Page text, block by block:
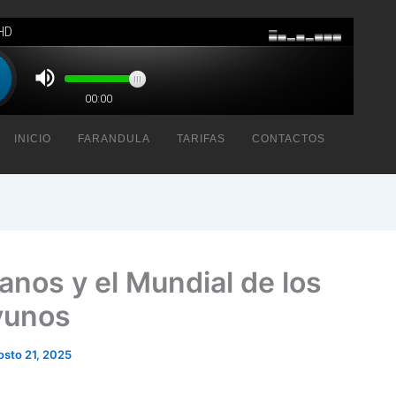
INICIO FARANDULA TARIFAS CONTACTOS
y el Mundial de los
21, 2025